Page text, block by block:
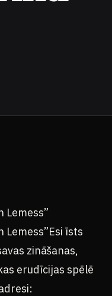
Lemess”
īsts
zināšanas,
erudīcijas spēlē